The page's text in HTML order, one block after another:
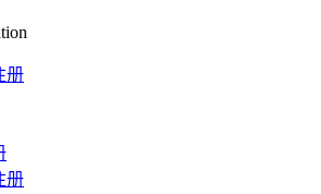
册
册